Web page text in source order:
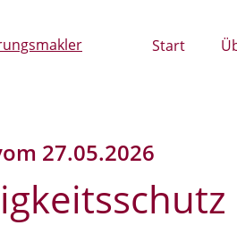
Start
27.05.2026